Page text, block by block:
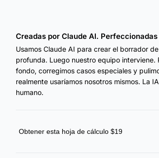
Creadas por Claude AI.
Usamos Claude AI para crear el borrador
profunda. Luego nuestro equipo
fondo, corregimos casos especiales y
realmente usaríamos nosotros mismos. La
humano.
Obtener esta hoja de cálculo $19